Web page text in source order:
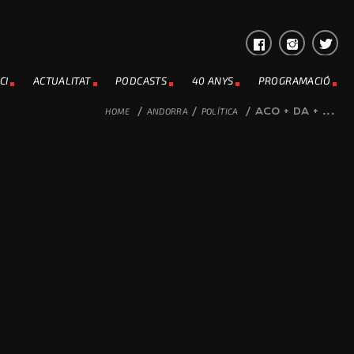
ACTUALITAT PODCASTS 40 ANYS PROGRAMACIÓ
HOME / ANDORRA / POLÍTICA / ACO + DA + ...